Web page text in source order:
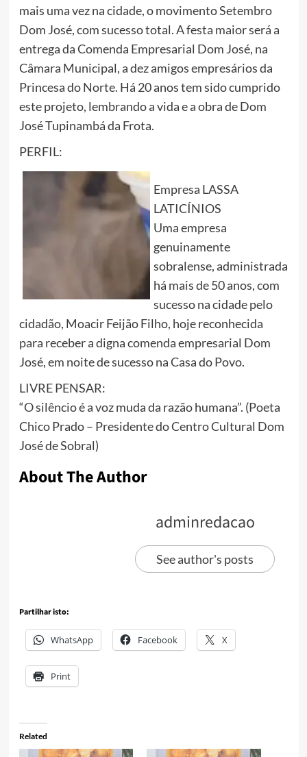
mais uma vez na cidade, o movimento Setembro
Dom José, com sucesso total. A festa maior será a
entrega da Comenda Empresarial Dom José, na
Câmara Municipal, a dez amigos empresários da
Princesa do Norte. Há 20 anos tem sido cumprido
este projeto, lembrando a vida e a obra de Dom
José Tupinambá da Frota.
PERFIL:
Empresa LASSA
LATICÍNIOS
Uma empresa
genuinamente
sobralense, administrada
há mais de 50 anos, com
sucesso na cidade pelo
cidadão, Moacir Feijão Filho, hoje reconhecida
para receber a digna comenda empresarial Dom
José, em noite de sucesso na Casa do Povo.
LIVRE PENSAR:
“O silêncio é a voz muda da razão humana”. (Poeta
Chico Prado – Presidente do Centro Cultural Dom
José de Sobral)
About The Author
adminredacao
See author's posts
Partilhar isto:
WhatsApp Facebook X
Print
Related